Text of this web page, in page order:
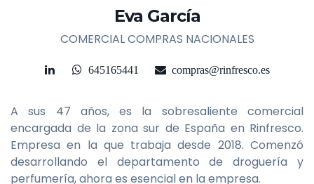
Eva García
COMERCIAL COMPRAS NACIONALES
645165441 compras@rinfresco.es
A sus 47 años, es la sobresaliente comercial
encargada de la zona sur de España en Rinfresco.
Empresa en la que trabaja desde 2018. Comenzó
desarrollando el departamento de droguería y
perfumería, ahora es esencial en la empresa.